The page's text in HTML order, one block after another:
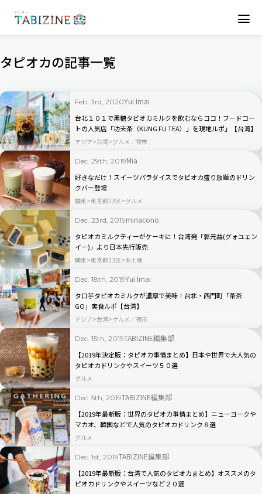
タピオカの記事一覧
Feb. 3rd, 2020Yui Imai
台北１０１で黒糖タピオカミルクを飲むならココ！フードコー
トの人気店「功夫茶（KUNG FU TEA）」を現地ルポ」【台湾】
アジア 台湾 グルメ／夜市
Dec. 29th, 2019Mia
好きなだけ！スイーツパラダイスでタピオカ盛り放題のドリン
クバー登場
関東 東京都23区 グルメ
Dec. 23rd, 2019minacono
タピオカミルクティーがケーキに！台湾発「郭元益(グォユェン
イー)」より日本先行販売
関東 東京都23区 お土産
Dec. 18th, 2019Yui Imai
タロ芋タピオカミルクが濃厚で美味！台北・西門町「茶茶
GO」実食ルポ【台湾】
アジア 台湾 グルメ／夜市
Dec. 15th, 2019TABIZINE編集部
【2019年決定版：タピオカ事情まとめ】日本や世界で大人気の
タピオカドリンクやスイーツ５０選
グルメ
Dec. 5th, 2019TABIZINE編集部
【2019年最新版：世界のタピオカ事情まとめ】ニューヨークや
マカオ、韓国などで人気のタピオカドリンク８選
グルメ
Dec. 1st, 2019TABIZINE編集部
【2019年最新版：台湾で人気のタピオカまとめ】オススメのタ
ピオカドリンクやスイーツなど２０選